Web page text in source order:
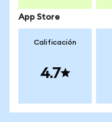
App Store
Calificación
4.7